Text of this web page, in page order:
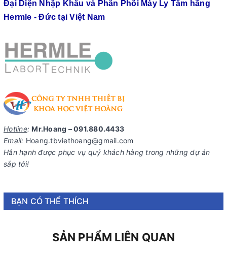
Đại Diện Nhập Khẩu và Phân Phối Máy Ly Tâm hãng
Hermle - Đức tại Việt Nam
Hotline: Mr.Hoang – 091.880.4433
Email: Hoang.tbviethoang@gmail.com
Hân hạnh được phục vụ quý khách hàng trong những dự án
sắp tới!
BẠN CÓ THỂ THÍCH
SẢN PHẨM LIÊN QUAN